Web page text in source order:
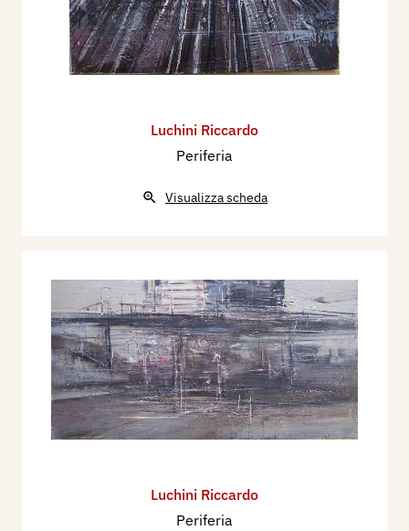
Luchini Riccardo
Periferia
Visualizza scheda
Luchini Riccardo
Periferia